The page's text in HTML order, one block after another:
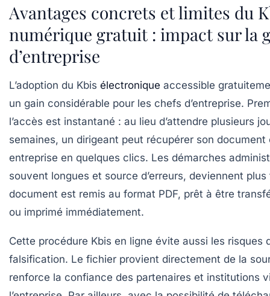
Avantages concrets et limites du
numérique gratuit : impact sur la
d’entreprise
L’adoption du Kbis électronique accessible
un gain considérable pour les chefs d’entreprise.
l’accès est instantané : au lieu d’attendre plusieurs
semaines, un dirigeant peut récupérer son document
entreprise en quelques clics. Les démarches
souvent longues et source d’erreurs, deviennent
document est remis au format PDF, prêt à être
ou imprimé immédiatement.
Cette procédure Kbis en ligne évite aussi les risques
falsification. Le fichier provient directement de la
renforce la confiance des partenaires et institutions